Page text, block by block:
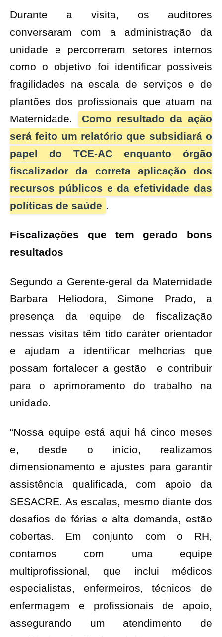
Durante a visita, os auditores
conversaram com a administração da
unidade e percorreram setores internos
como o objetivo foi identificar possíveis
fragilidades na escala de serviços e de
plantões dos profissionais que atuam na
Maternidade.
Como resultado da ação
será feito um relatório que subsidiará o
papel do TCE-AC enquanto órgão
fiscalizador da correta aplicação dos
recursos públicos e da efetividade das
políticas de saúde .
Fiscalizações que tem gerado bons
resultados
Segundo a Gerente-geral da Maternidade
Barbara Heliodora, Simone Prado, a
presença da equipe de fiscalização
nessas visitas têm tido caráter orientador
e ajudam a identificar melhorias que
possam fortalecer a gestão e contribuir
para o aprimoramento do trabalho na
unidade.
“Nossa equipe está aqui há cinco meses
e, desde o início, realizamos
dimensionamento e ajustes para garantir
assistência qualificada, com apoio da
SESACRE. As escalas, mesmo diante dos
desafios de férias e alta demanda, estão
cobertas. Em conjunto com o RH,
contamos com uma equipe
multiprofissional, que inclui médicos
especialistas, enfermeiros, técnicos de
enfermagem e profissionais de apoio,
assegurando um atendimento de